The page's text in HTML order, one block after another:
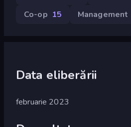
Co-op 15 Management
Data eliberării
februarie 2023